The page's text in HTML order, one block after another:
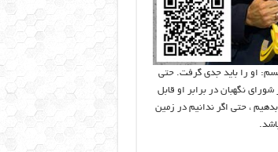
او را باید جدی گرفت. حتی
نگهبان در برابر او قابل
، حتی اگر ندانیم در زمین